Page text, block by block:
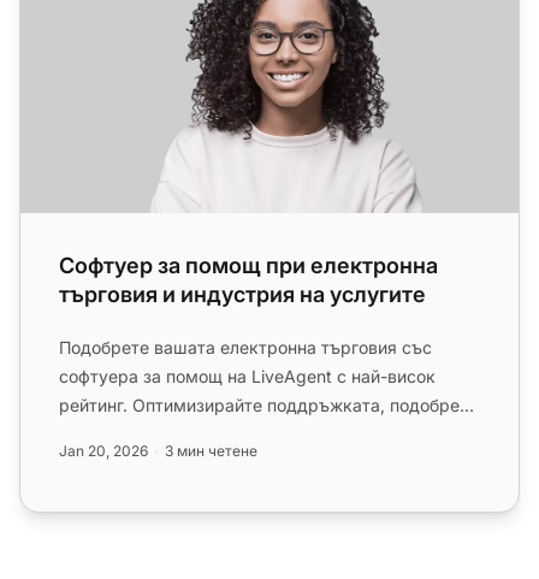
Софтуер за помощ при електронна
търговия и индустрия на услугите
Подобрете вашата електронна търговия със
софтуера за помощ на LiveAgent с най-висок
рейтинг. Оптимизирайте поддръжката, подобрете
Jan 20, 2026 3 мин четене